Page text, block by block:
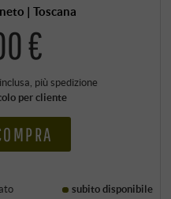
| Toscana
€
, più spedizione
per cliente
subito disponibile